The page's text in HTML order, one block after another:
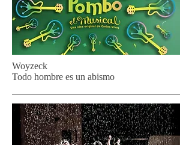
Woyzeck
Todo hombre es un abismo